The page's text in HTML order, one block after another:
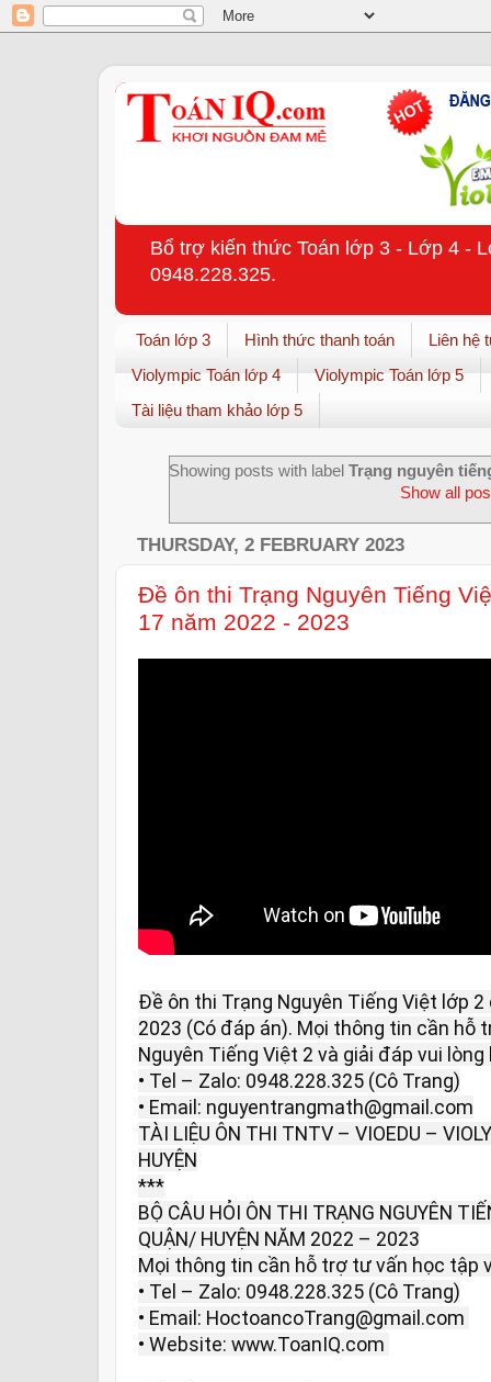
Bổ trợ kiến thức Toán lớp 3 - Lớp 4 -
0948.228.325.
Toán lớp 3 Hình thức thanh toán
Liên hệ
Violympic Toán lớp 4
Violympic Toán lớp 5
Tài liệu tham khảo lớp 5
Showing posts with labelTrạng nguyên
Show all
THURSDAY, 2 FEBRUARY 2023
Đề ôn thi Trạng Nguyên Tiếng
17 năm 2022 - 2023
Đề ôn thi Trạng Nguyên Tiếng Việt lớp
2023 (Có đáp án). Mọi thông tin cần hỗ
Nguyên Tiếng Việt 2 và giải đáp vui lòng
• Tel – Zalo: 0948.228.325 (Cô Trang)
• Email: nguyentrangmath@gmail.com
TÀI LIỆU ÔN THI TNTV – VIOEDU –
HUYỆN
***
BỘ CÂU HỎI ÔN THI TRẠNG NGUYÊN
QUẬN/ HUYỆN NĂM 2022 – 2023
Mọi thông tin cần hỗ trợ tư vấn học tập
• Tel – Zalo: 0948.228.325 (Cô Trang)
• Email: HoctoancoTrang@gmail.com
• Website: www.ToanIQ.com